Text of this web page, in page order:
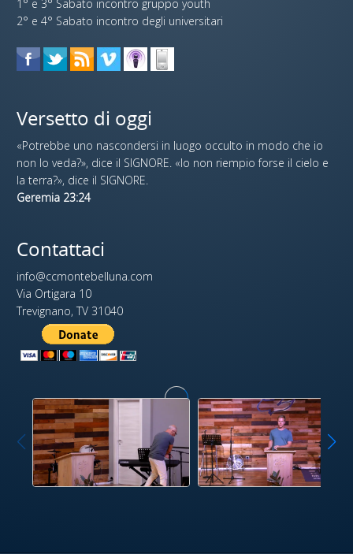
1° e 3° Sabato incontro gruppo youth
2° e 4° Sabato incontro degli universitari
Versetto di oggi
«Potrebbe uno nascondersi in luogo occulto in modo che io
non lo veda?», dice il SIGNORE. «Io non riempio forse il cielo e
la terra?», dice il SIGNORE.
Geremia 23:24
Contattaci
info@ccmontebelluna.com
Via Ortigara 10
Trevignano, TV 31040